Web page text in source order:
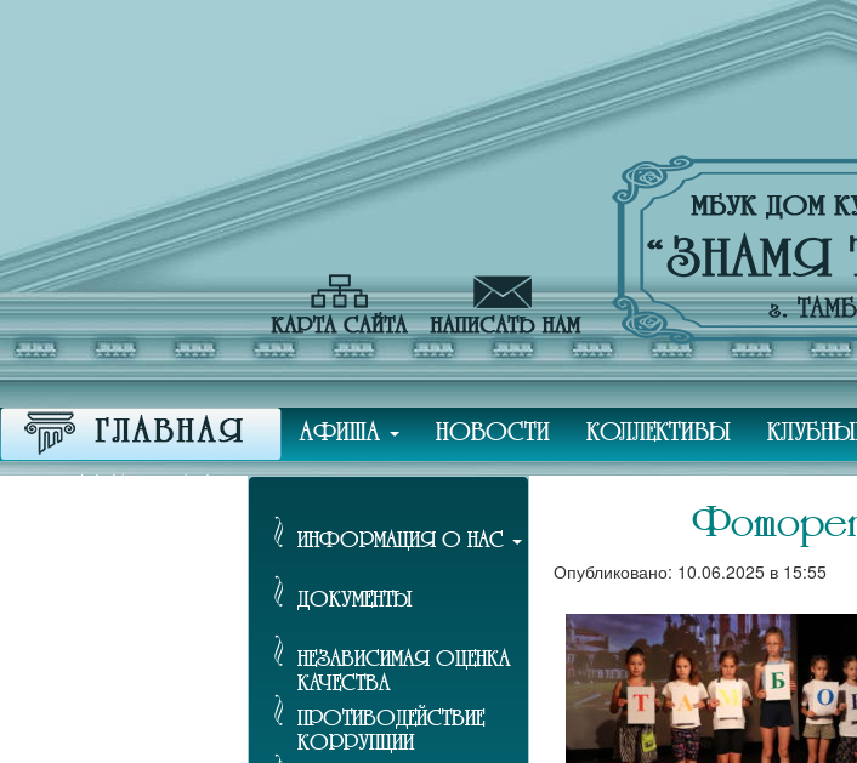
АФИША НОВОСТИ КОЛЛЕКТИВЫ
ПРЕССА О НАС
ИНФОРМАЦИЯ О НАС
ДОКУМЕНТЫ
НЕЗАВИСИМАЯ ОЦЕНКА
КАЧЕСТВА
ПРОТИВОДЕЙСТВИЕ
КОРРУПЦИИ
Опубликовано: 10.06.2025 в 15:55